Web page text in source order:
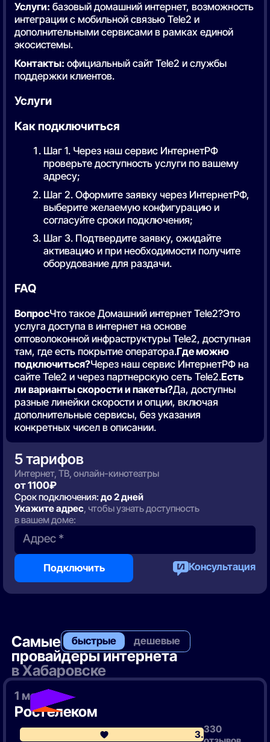
Услуги: базовый домашний интернет, возможность
интеграции с мобильной связью Tele2 и
дополнительными сервисами в рамках единой
экосистемы.
Контакты: официальный сайт Tele2 и службы
поддержки клиентов.
Услуги
Как подключиться
Шаг 1. Через наш сервис ИнтернетРФ
проверьте доступность услуги по вашему
адресу;
Шаг 2. Оформите заявку через ИнтернетРФ,
выберите желаемую конфигурацию и
согласуйте сроки подключения;
Шаг 3. Подтвердите заявку, ожидайте
активацию и при необходимости получите
оборудование для раздачи.
FAQ
ВопросЧто такое Домашний интернет Tele2?Это
услуга доступа в интернет на основе
оптоволоконной инфраструктуры Tele2, доступная
там, где есть покрытие оператора.Где можно
подключиться?Через наш сервис ИнтернетРФ на
сайте Tele2 и через партнерскую сеть Tele2.Есть
ли варианты скорости и пакеты?Да, доступны
разные линейки скорости и опции, включая
дополнительные сервисы, без указания
конкретных чисел в описании.
5 тарифов
Интернет, ТВ, онлайн-кинотеатры
от 1100₽
Срок подключения: до 2 дней
Укажите адрес, чтобы узнать доступность
в вашем доме:
Адрес *
Подключить Консультация
Самые быстрые дешевые
провайдеры интернета
в Хабаровске
1 место
Ростелеком
3.8330